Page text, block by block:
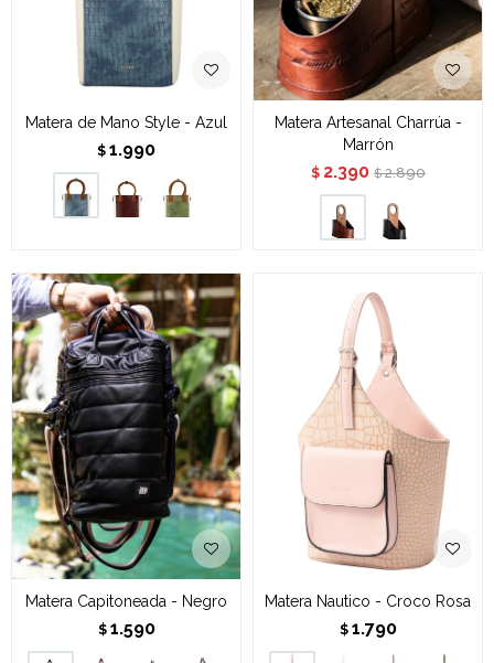
Matera de Mano Style - Azul
$ 1.990
Matera Artesanal Charrúa -
Marrón
$ 2.390 $ 2.890
Matera Capitoneada - Negro
$ 1.590
Matera Nautico - Croco Rosa
$ 1.790